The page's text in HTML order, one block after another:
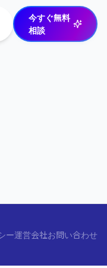
今すぐ無料
相談
ー運営会社お問い合わせ